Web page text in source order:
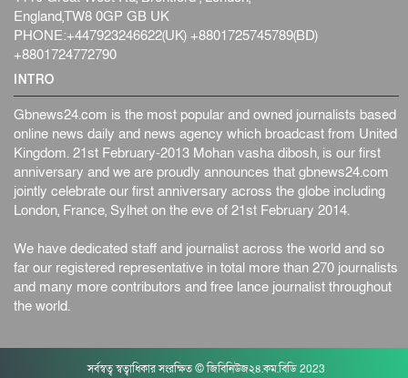
England,TW8 0GP GB UK
PHONE:+447923246622(UK) +8801725745789(BD)
+8801724772790
INTRO
Gbnews24.com is the most popular and owned journalists based
online news daily and news agency which broadcast from United
Kingdom. 21st February-2013 Mohan vasha dibosh, is our first
anniversary and we are proudly announces that gbnews24.com
jointly celebrate our first anniversary across the globe including
London, France, Sylhet on the eve of 21st February 2014.
We have dedicated staff and journalist across the world and so
far our registered representative in total more than 270 journalists
and many more contributors and free lance journalist throughout
the world.
সর্বস্বত্ব স্বত্বাধিকার সংরক্ষিত © জিবিনিউজ২৪.কম.বিডি 2023